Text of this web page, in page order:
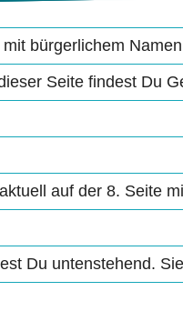
mit bürger­lichem
Seite findest Du
auf der 8. Seite
Du untenstehend.